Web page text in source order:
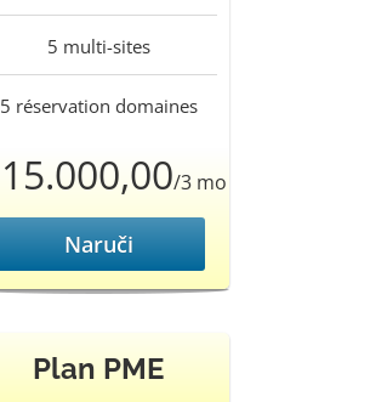
5 multi-sites
5 réservation domaines
15.000,00/3 mo
Naruči
Plan PME